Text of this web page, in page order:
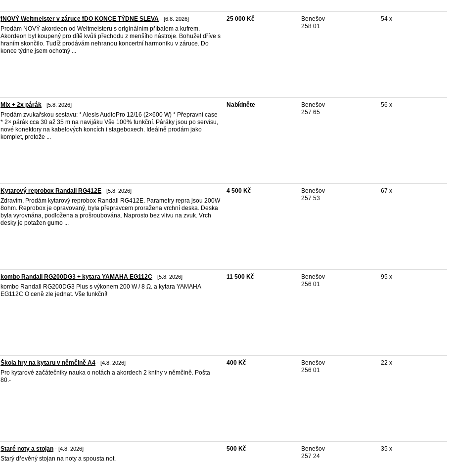
❗️NOVÝ Weltmeister v záruce ❗️DO KONCE TÝDNE SLEVA - [6.8. 2026]
Prodám NOVÝ akordeon od Weltmeisteru s originálním příbalem a kufrem.
Akordeon byl koupený pro dítě kvůli přechodu z menšího nástroje. Bohužel dříve s
hraním skončilo. Tudíž prodávám nehranou koncertní harmoniku v záruce. Do
konce týdne jsem ochotný ...
25 000 Kč
Benešov
258 01
54 x
Mix + 2x párák - [5.8. 2026]
Prodám zvukařskou sestavu: * Alesis AudioPro 12/16 (2×600 W) * Přepravní case
* 2× párák cca 30 až 35 m na navijáku Vše 100% funkční. Páráky jsou po servisu,
nové konektory na kabelových koncích i stageboxech. Ideálně prodám jako
komplet, protože ...
Nabídněte
Benešov
257 65
56 x
Kytarový reprobox Randall RG412E - [5.8. 2026]
Zdravím, Prodám kytarový reprobox Randall RG412E. Parametry repra jsou 200W
8ohm. Reprobox je opravovaný, byla přepravcem proražena vrchní deska. Deska
byla vyrovnána, podložena a prošroubována. Naprosto bez vlivu na zvuk. Vrch
desky je potažen gumo ...
4 500 Kč
Benešov
257 53
67 x
kombo Randall RG200DG3 + kytara YAMAHA EG112C - [5.8. 2026]
kombo Randall RG200DG3 Plus s výkonem 200 W / 8 Ω. a kytara YAMAHA
EG112C O ceně zle jednat. Vše funkční!
11 500 Kč
Benešov
256 01
95 x
Škola hry na kytaru v němčině A4 - [4.8. 2026]
Pro kytarové začátečníky nauka o notách a akordech 2 knihy v němčině. Pošta
80.-
400 Kč
Benešov
256 01
22 x
Staré noty a stojan - [4.8. 2026]
Starý dřevěný stojan na noty a spousta not.
500 Kč
Benešov
257 24
35 x